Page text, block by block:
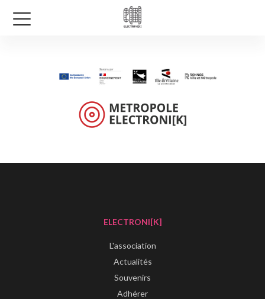
ELECTRONI[K]
L'association
Actualités
Souvenirs
Adhérer